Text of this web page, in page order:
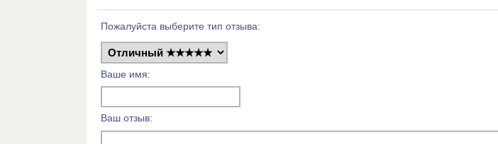
Пожалуйста выберите тип отзыва:
Ваше имя:
Ваш отзыв: